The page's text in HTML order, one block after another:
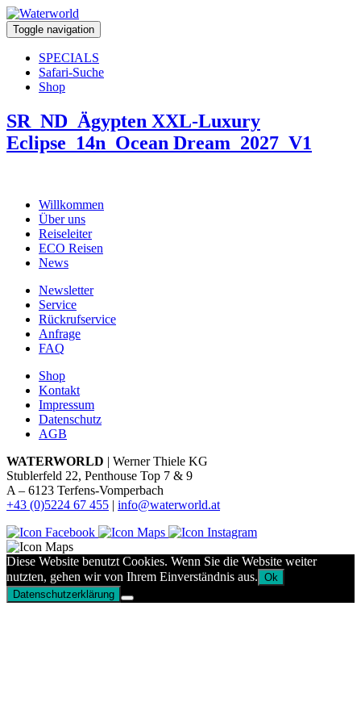
Toggle navigation
SPECIALS
Safari-Suche
Shop
SR_ND_Ägypten XXL-Luxury
Eclipse_14n_Ocean Dream_2027_V1
Willkommen
Über uns
Reiseleiter
ECO Reisen
News
Newsletter
Service
Rückrufservice
Anfrage
FAQ
Shop
Kontakt
Impressum
Datenschutz
AGB
WATERWORLD | Werner Thiele KG
Stublerfeld 22, Penthouse Top 7 & 9
A – 6123 Terfens-Vomperbach
+43 (0)5224 67 455 | info@waterworld.at
Diese Website benutzt Cookies. Wenn Sie die Website weiter
nutzten, gehen wir von Ihrem Einverständnis aus. Ok
Datenschutzerklärung